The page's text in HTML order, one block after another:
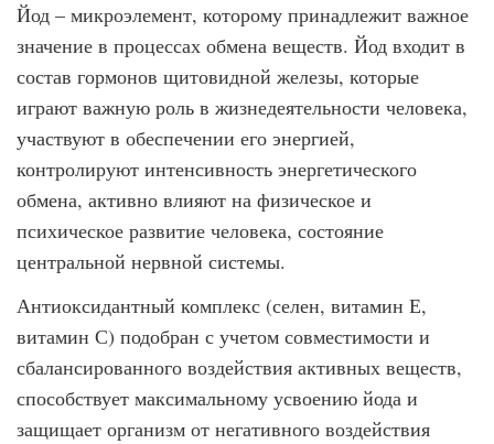
Йод – микроэлемент, которому принадлежит важное
значение в процессах обмена веществ. Йод входит в
состав гормонов щитовидной железы, которые
играют важную роль в жизнедеятельности человека,
участвуют в обеспечении его энергией,
контролируют интенсивность энергетического
обмена, активно влияют на физическое и
психическое развитие человека, состояние
центральной нервной системы.
Антиоксидантный комплекс (селен, витамин Е,
витамин С) подобран с учетом совместимости и
сбалансированного воздействия активных веществ,
способствует максимальному усвоению йода и
защищает организм от негативного воздействия